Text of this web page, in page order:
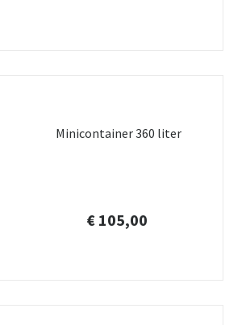
Minicontainer 360 liter
€ 105,00